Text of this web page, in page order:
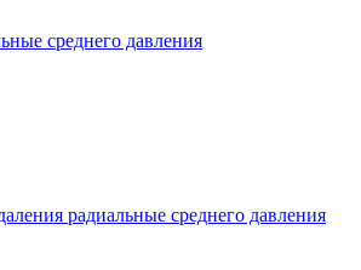
среднего давления
радиальные среднего давления